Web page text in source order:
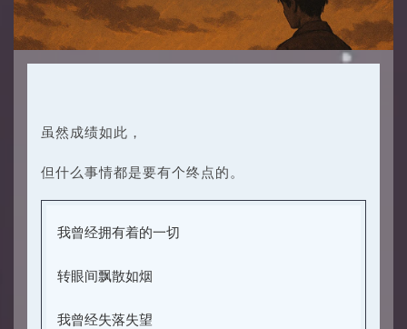
虽然成绩如此，
但什么事情都是要有个终点的。
我曾经拥有着的一切
转眼间飘散如烟
我曾经失落失望